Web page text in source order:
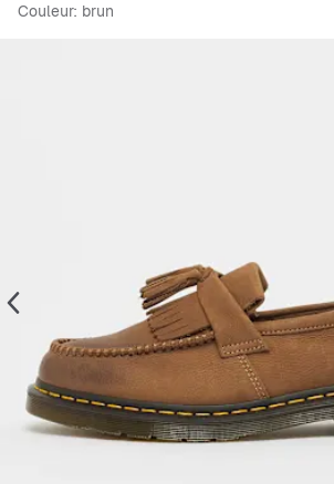
Couleur: brun